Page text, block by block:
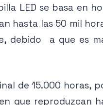
LED se basa en
hasta las 50 mil
debido a que es
de 15.000 horas,
que reproduzcan